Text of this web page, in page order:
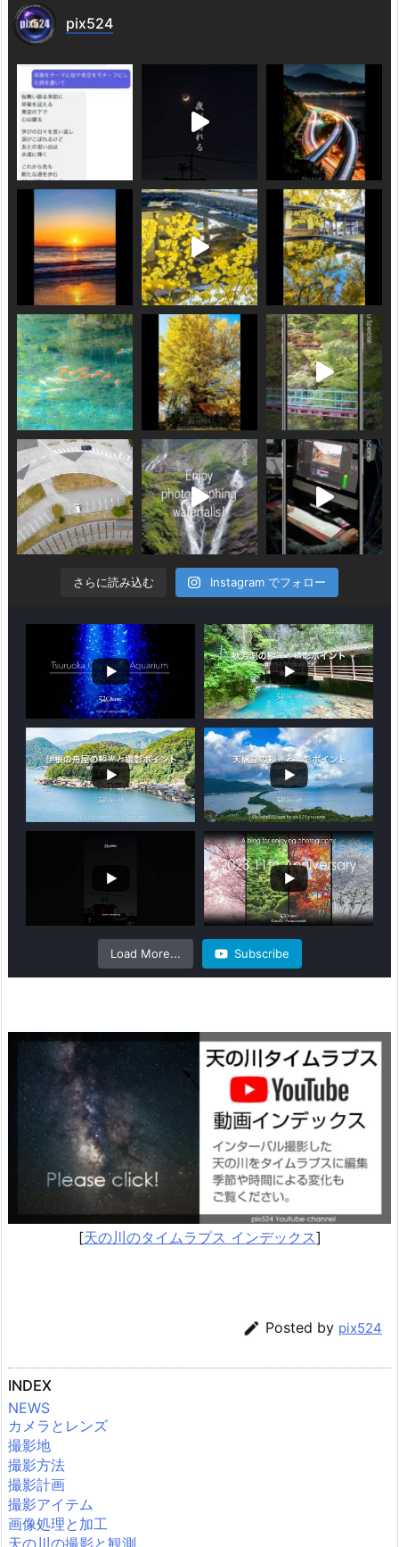
pix524
さらに読み込む Instagram でフォロー
Load More... Subscribe
[天の川のタイムラプス インデックス]
 Posted by pix524
INDEX
NEWS
カメラとレンズ
撮影地
撮影方法
撮影計画
撮影アイテム
画像処理と加工